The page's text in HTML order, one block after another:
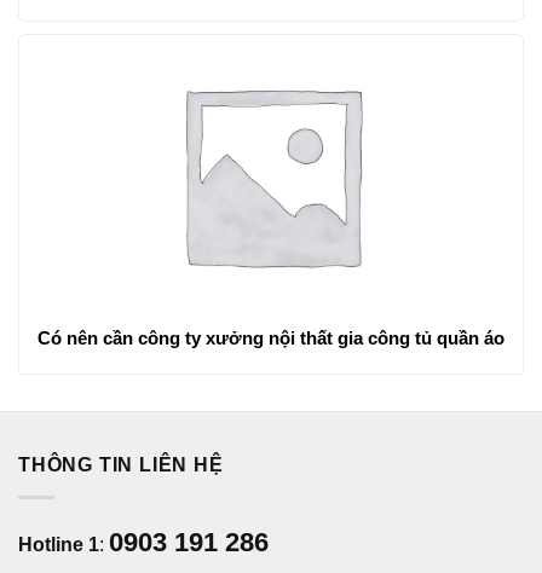
Có nên cần công ty xưởng nội thất gia công tủ quần áo
THÔNG TIN LIÊN HỆ
Hotline 1: 0903 191 286